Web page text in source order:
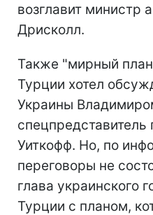
возглавит
Дрисколл.
Также "мирный
Турции хотел
Украины
Уиткофф. Но, по
переговоры не
глава украинского
Турции с планом,